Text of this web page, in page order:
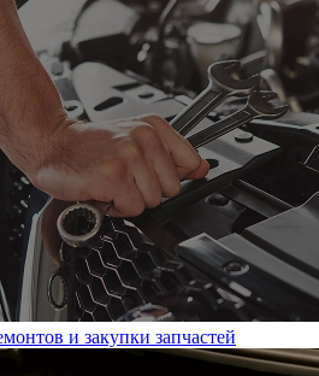
и закупки запчастей